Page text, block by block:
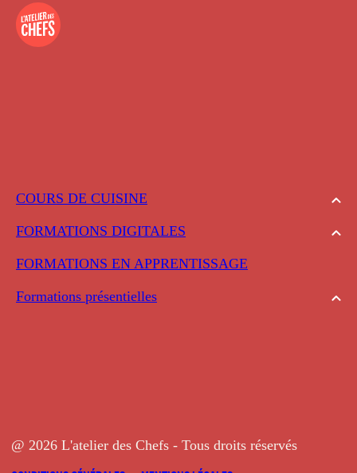
COURS DE CUISINE
FORMATIONS DIGITALES
FORMATIONS EN APPRENTISSAGE
Formations présentielles
@ 2026 L'atelier des Chefs - Tous droits réservés